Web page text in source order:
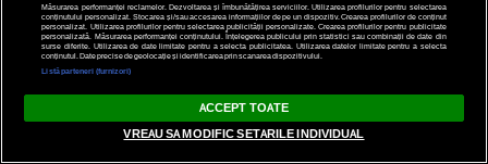
ABONARE NEWSLETTER
Măsurarea performanței reclamelor. Dezvoltarea și îmbunătățirea serviciilor. Utilizarea profilurilor pentru selectarea
conținutului personalizat. Stocarea și/sau accesarea informațiilor de pe un dispozitiv. Crearea profilurilor de conținut
personalizat. Utilizarea profilurilor pentru selectarea publicității personalizate. Crearea profilurilor pentru publicitate
personalizată. Măsurarea performanței conținutului. Înțelegerea publicului prin statistici sau combinații de date din
surse diferite. Utilizarea de date limitate pentru a selecta publicitatea. Utilizarea datelor limitate pentru a selecta
conținutul. Date precise de geolocație și identificarea prin scanarea dispozitivului.
Listă parteneri (furnizori)
ACCEPT TOATE
VREAU SA MODIFIC SETARILE INDIVIDUAL